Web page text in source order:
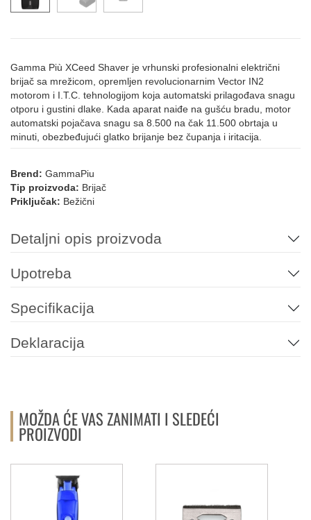
Gamma Più XCeed Shaver je vrhunski profesionalni električni
brijač sa mrežicom, opremljen revolucionarnim Vector IN2
motorom i I.T.C. tehnologijom koja automatski prilagođava snagu
otporu i gustini dlake. Kada aparat naiđe na gušću bradu, motor
automatski pojačava snagu sa 8.500 na čak 11.500 obrtaja u
minuti, obezbeđujući glatko brijanje bez čupanja i iritacija.
Brend: GammaPiu
Tip proizvoda: Brijač
Priključak: Bežični
Detaljni opis proizvoda
Upotreba
Specifikacija
Deklaracija
MOŽDA ĆE VAS ZANIMATI I SLEDEĆI
PROIZVODI